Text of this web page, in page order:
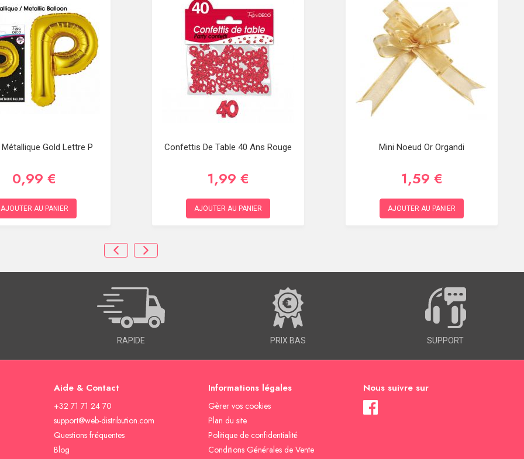
Gold Lettre P
0,99 €
AJOUTER AU PANIER
Confettis De Table 40 Ans Rouge
1,99 €
AJOUTER AU PANIER
Mini Noeud Or Organdi
1,59 €
AJOUTER AU PANIER
RAPIDE PRIX BAS SUPPORT
Aide & Contact
+32 71 71 24 70
support@web-distribution.com
Questions fréquentes
Blog
Informations légales
Gèrer vos cookies
Plan du site
Politique de confidentialité
Conditions Générales de Vente
Nous suivre sur